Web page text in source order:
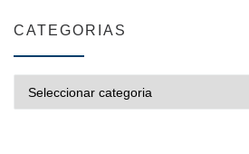
CATEGORIAS